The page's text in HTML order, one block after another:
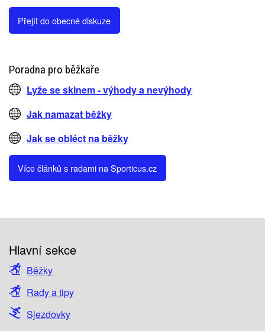
Přejít do obecné diskuze
Poradna pro běžkaře
Lyže se skinem - výhody a nevýhody
Jak namazat běžky
Jak se obléct na běžky
Více článků s radami na Sporticus.cz
Hlavní sekce
Běžky
Rady a tipy
Sjezdovky